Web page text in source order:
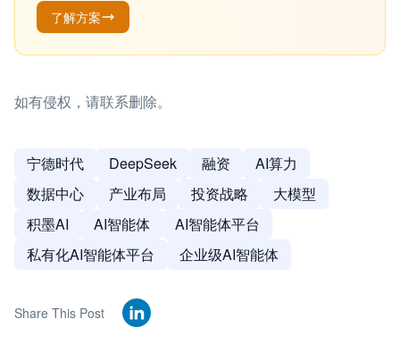
了解方案
如有侵权，请联系删除。
宁德时代 DeepSeek 融资
AI算力
数据中心
产业布局 投资战略
大模型
积墨AI
AI智能体
AI智能体平台
私有化AI智能体平台
企业级AI智能体
Share This Post